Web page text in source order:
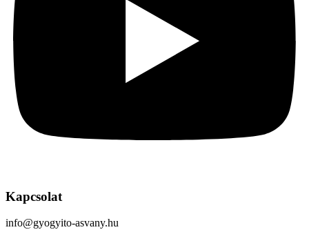
Kapcsolat
info@gyogyito-asvany.hu